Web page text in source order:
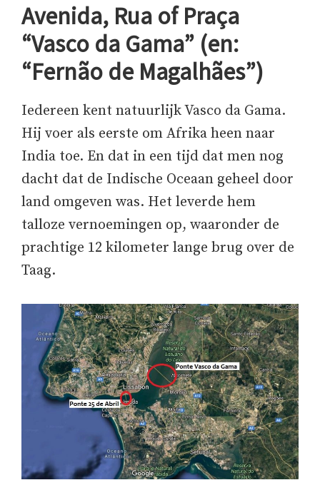
Avenida, Rua of Praça
“Vasco da Gama” (en:
“Fernão de Magalhães”)
Iedereen kent natuurlijk Vasco da Gama.
Hij voer als eerste om Afrika heen naar
India toe. En dat in een tijd dat men nog
dacht dat de Indische Oceaan geheel door
land omgeven was. Het leverde hem
talloze vernoemingen op, waaronder de
prachtige 12 kilometer lange brug over de
Taag.